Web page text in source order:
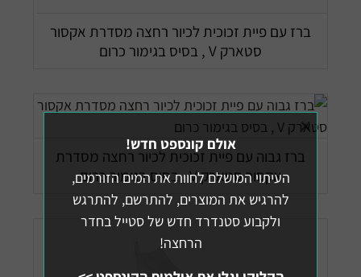
ברז עם פיית זכוכית לכיור רחצה מסדרת אקסור
סטארק V , בסיס בגימור כרום
ברז גבוה עם פיית זכוכית לכיור רחצה מסדרת
אקסור סטארק V , בסיס בגימור כרום
אולם קונספט חדש!
העיתוי המושלם לחוות את המים הזורמים,
להרגיש את המוצרים, להתרשם, להתרגש
ולקבוע סטנדרד חדש של סטייל בחדר
הרחצה!
×